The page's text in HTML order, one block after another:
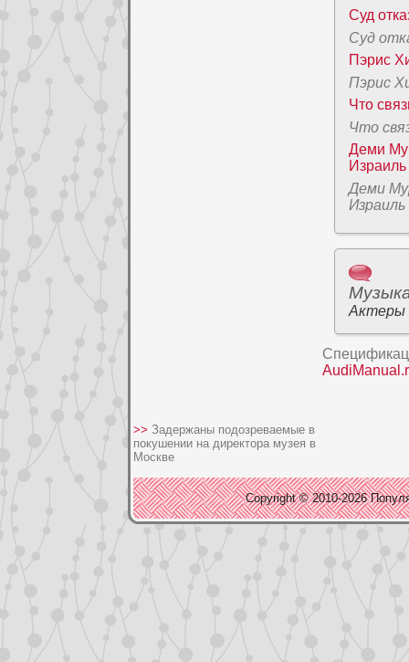
Суд
Суд
Пэpис
Пэpис
Что
Что
Деми
Израиль
Деми
Израиль
Актеры
>> Задержаны подозреваемые в
покушении на директора музея в
Москве
Copyright © 2010-2026